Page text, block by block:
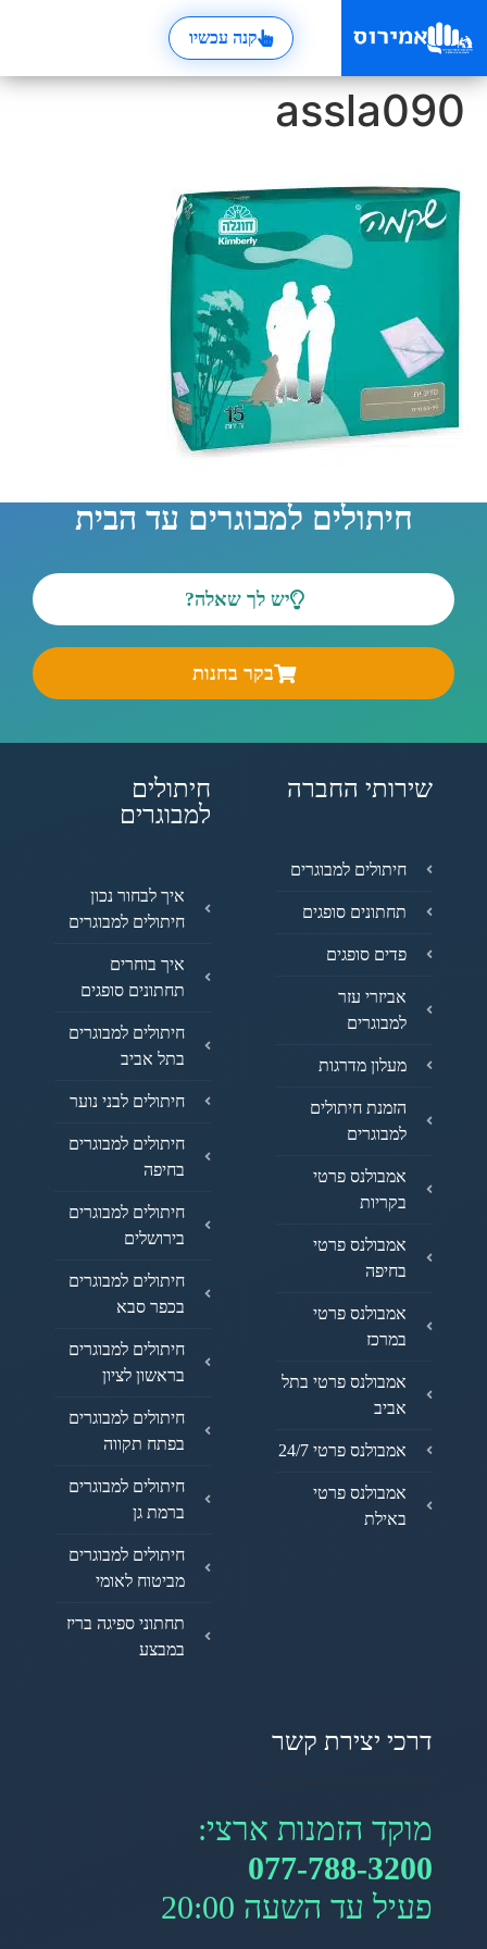
קנה עכשיו
assla090
חיתולים למבוגרים עד הבית
יש לך שאלה?
בקר בחנות
שירותי החברה
חיתולים למבוגרים
תחתונים סופגים
פדים סופגים
אביזרי עזר
למבוגרים
מעלון מדרגות
הזמנת חיתולים
למבוגרים
אמבולנס פרטי
בקריות
אמבולנס פרטי
בחיפה
אמבולנס פרטי
במרכז
אמבולנס פרטי בתל
אביב
אמבולנס פרטי 24/7
אמבולנס פרטי
באילת
חיתולים
למבוגרים
איך לבחור נכון
חיתולים למבוגרים
איך בוחרים
תחתונים סופגים
חיתולים למבוגרים
בתל אביב
חיתולים לבני נוער
חיתולים למבוגרים
בחיפה
חיתולים למבוגרים
בירושלים
חיתולים למבוגרים
בכפר סבא
חיתולים למבוגרים
בראשון לציון
חיתולים למבוגרים
בפתח תקווה
חיתולים למבוגרים
ברמת גן
חיתולים למבוגרים
מביטוח לאומי
תחתוני ספיגה בריז
במבצע
דרכי יצירת קשר
מוקד הזמנות ארצי:
077-788-3200
פעיל עד השעה 20:00